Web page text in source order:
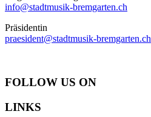
info@stadtmusik-bremgarten.ch
Präsidentin
praesident@stadtmusik-bremgarten.ch
FOLLOW US ON
LINKS